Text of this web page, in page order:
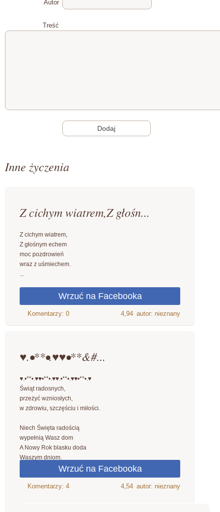
Autor
Treść
Inne życzenia
Z cichym wiatrem,Z głośn...
Z cichym wiatrem,
Z głośnym echem
moc pozdrowień
wraz z uśmiechem.
...
4,94 autor: nieznany
♥.•**•.♥♥•**&#...
♥.•**•.♥♥•**•.♥♥.•**•.♥♥•**•.♥
Świąt radosnych,
przeżyć wzniosłych,
w zdrowiu, szczęściu i miłości.
Niech Święta radością
wypełnią Wasz dom
A Nowy Rok blasku doda
Waszym dniom.
4,54 autor: nieznany